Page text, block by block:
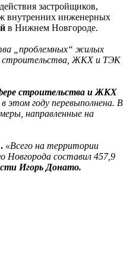
застройщиков,
внутренних инженерных
в Нижнем Новгороде.
„проблемных“ жилых
строительства, ЖКХ и ТЭК
строительства и ЖКХ
этом году перевыполнена. В
направленные на
«Всего на территории
Новгорода составил 457,9
Игорь Донато.